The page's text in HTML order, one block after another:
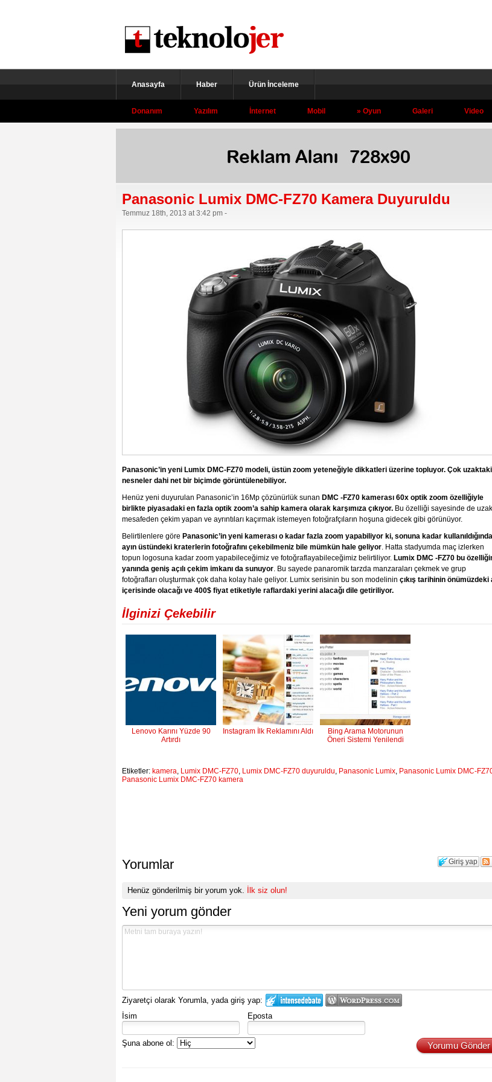
Anasayfa Haber Ürün İnceleme
Donanım Yazılım İnternet Mobil Oyun Galeri Video
Panasonic Lumix DMC-FZ70 Kamera Duyuruldu
Temmuz 18th, 2013 at 3:42 pm -
Panasonic’in yeni Lumix DMC-FZ70 modeli, üstün zoom yeteneğiyle dikkatleri üzerine topluyor. Çok uzaktaki
nesneler dahi net bir biçimde görüntülenebiliyor.
Henüz yeni duyurulan Panasonic’in 16Mp çözünürlük sunan DMC -FZ70 kamerası 60x optik zoom özelliğiyle
birlikte piyasadaki en fazla optik zoom’a sahip kamera olarak karşımıza çıkıyor. Bu özelliği sayesinde de uzak
mesafeden çekim yapan ve ayrıntıları kaçırmak istemeyen fotoğrafçıların hoşuna gidecek gibi görünüyor.
Belirtilenlere göre Panasonic’in yeni kamerası o kadar fazla zoom yapabiliyor ki, sonuna kadar kullanıldığında
ayın üstündeki kraterlerin fotoğrafını çekebilmeniz bile mümkün hale geliyor. Hatta stadyumda maç izlerken
topun logosuna kadar zoom yapabileceğimiz ve fotoğraflayabileceğimiz belirtiliyor. Lumix DMC -FZ70 bu
yanında geniş açılı çekim imkanı da sunuyor. Bu sayede panaromik tarzda manzaraları çekmek ve grup
fotoğrafları oluşturmak çok daha kolay hale geliyor. Lumix serisinin bu son modelinin çıkış tarihinin önümüzdeki
içerisinde olacağı ve 400$ fiyat etiketiyle raflardaki yerini alacağı dile getiriliyor.
İlginizi Çekebilir
Lenovo Karını Yüzde 90
Artırdı
Instagram İlk Reklamını Aldı
Bing Arama Motorunun
Öneri Sistemi Yenilendi
Etiketler: kamera, Lumix DMC-FZ70, Lumix DMC-FZ70 duyuruldu, Panasonic Lumix, Panasonic Lumix DMC-
Panasonic Lumix DMC-FZ70 kamera
Giriş yap
Yorumlar
Henüz gönderilmiş bir yorum yok. İlk siz olun!
Yeni yorum gönder
Ziyaretçi olarak Yorumla, yada giriş yap:
İsim
Eposta
Yorumu Gönder
Şuna abone ol: